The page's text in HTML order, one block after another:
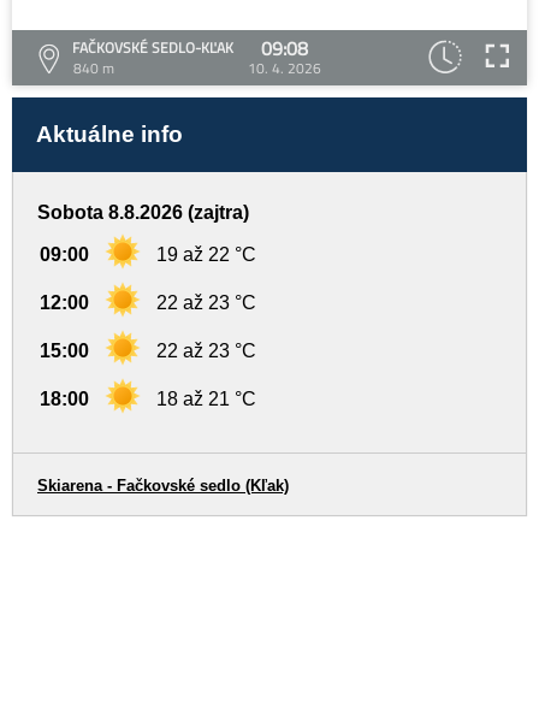
FAČKOVSKÉ SEDLO-KĽAK
840 m
09:08
10. 4. 2026
Aktuálne info
Sobota 8.8.2026 (zajtra)
09:00 19 až 22 °C
12:00 22 až 23 °C
15:00 22 až 23 °C
18:00 18 až 21 °C
Skiarena - Fačkovské sedlo (Kľak)